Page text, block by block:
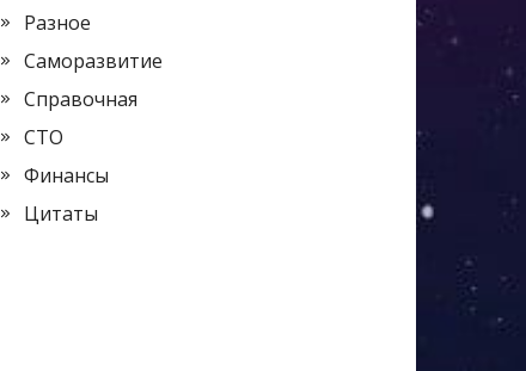
Разное
Саморазвитие
Справочная
СТО
Финансы
Цитаты